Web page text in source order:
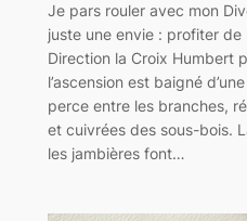
Je pars rouler avec mon
juste une envie : profiter de
Direction la Croix Humbert
l’ascension est baigné
perce entre les branches,
et cuivrées des sous-bois.
les jambières font…